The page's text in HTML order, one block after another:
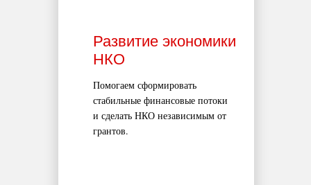
Развитие экономики
НКО
Помогаем сформировать
стабильные финансовые потоки
и сделать НКО независимым от
грантов.